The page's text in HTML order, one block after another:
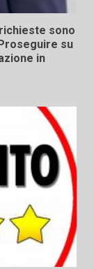
sono
su
in